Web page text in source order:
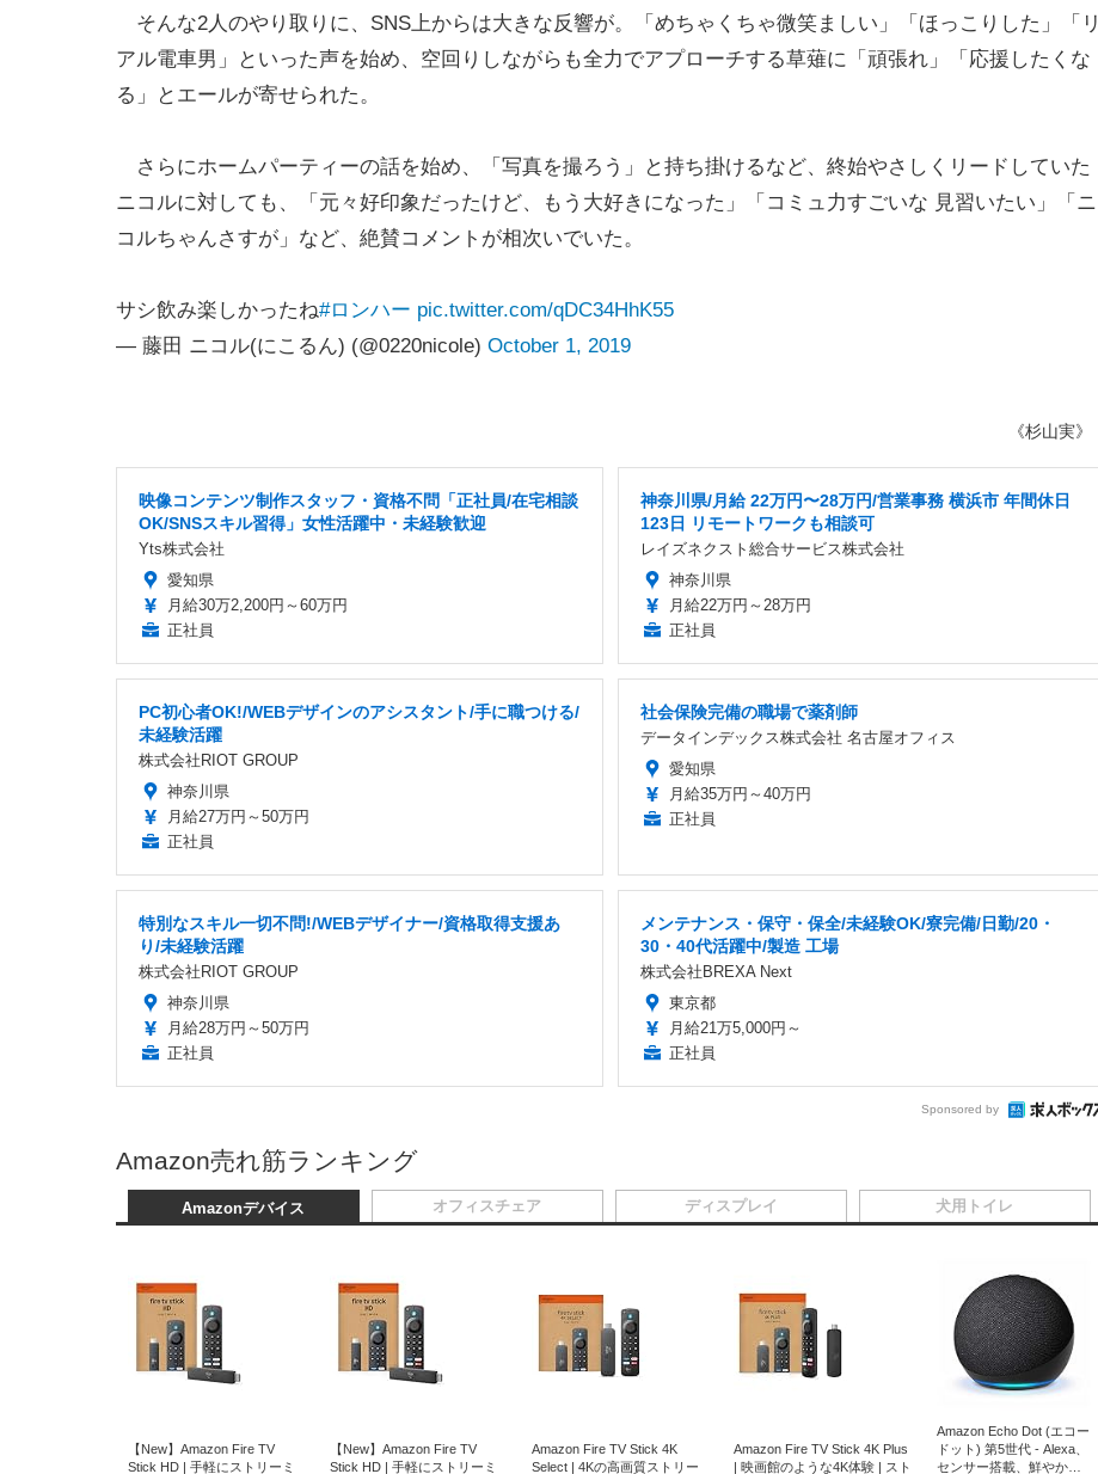
そんな2人のやり取りに、SNS上からは大きな反響が。「めちゃくちゃ微笑ましい」「ほっこりした」「リ
アル電車男」といった声を始め、空回りしながらも全力でアプローチする草薙に「頑張れ」「応援したくな
る」とエールが寄せられた。
さらにホームパーティーの話を始め、「写真を撮ろう」と持ち掛けるなど、終始やさしくリードしていた
ニコルに対しても、「元々好印象だったけど、もう大好きになった」「コミュ力すごいな 見習いたい」「ニ
コルちゃんさすが」など、絶賛コメントが相次いでいた。
サシ飲み楽しかったね#ロンハー pic.twitter.com/qDC34HhK55
— 藤田 ニコル(にこるん) (@0220nicole) October 1, 2019
《杉山実》
映像コンテンツ制作スタッフ・資格不問「正社員/在宅相談
OK/SNSスキル習得」女性活躍中・未経験歓迎
Yts株式会社
愛知県
月給30万2,200円～60万円
正社員
神奈川県/月給 22万円〜28万円/営業事務 横浜市 年間休日
123日 リモートワークも相談可
レイズネクスト総合サービス株式会社
神奈川県
月給22万円～28万円
正社員
PC初心者OK!/WEBデザインのアシスタント/手に職つける/
未経験活躍
株式会社RIOT GROUP
神奈川県
月給27万円～50万円
正社員
社会保険完備の職場で薬剤師
データインデックス株式会社 名古屋オフィス
愛知県
月給35万円～40万円
正社員
特別なスキル一切不問!/WEBデザイナー/資格取得支援あ
り/未経験活躍
株式会社RIOT GROUP
神奈川県
月給28万円～50万円
正社員
メンテナンス・保守・保全/未経験OK/寮完備/日勤/20・
30・40代活躍中/製造 工場
株式会社BREXA Next
東京都
月給21万5,000円～
正社員
Sponsored by
Amazon売れ筋ランキング
Amazonデバイス
【New】Amazon Fire TV
Stick HD | 手軽にストリーミ
【New】Amazon Fire TV
Stick HD | 手軽にストリーミ
Amazon Fire TV Stick 4K
Select | 4Kの高画質ストリー
Amazon Fire TV Stick 4K Plus
| 映画館のような4K体験 | スト
Amazon Echo Dot (エコー
ドット) 第5世代 - Alexa、
センサー搭載、鮮やかな
オフィスチェア ディスプレイ 犬用トイレ